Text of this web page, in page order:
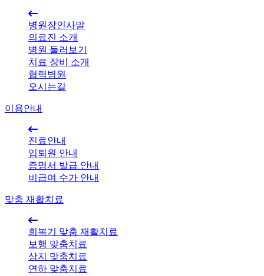
병원장인사말
의료진 소개
병원 둘러보기
치료 장비 소개
협력병원
오시는길
이용안내
진료안내
입퇴원 안내
증명서 발급 안내
비급여 수가 안내
맞춤 재활치료
회복기 맞춤 재활치료
보행 맞춤치료
상지 맞춤치료
연하 맞춤치료